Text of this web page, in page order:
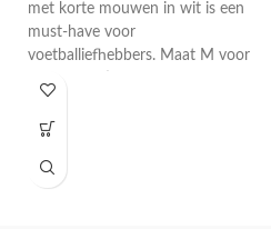
met korte mouwen in wit is een
must-have voor
voetballiefhebbers. Maat M voor